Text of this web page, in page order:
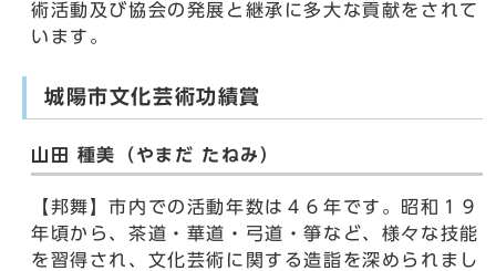
術活動及び協会の発展と継承に多大な貢献をされて
います。
城陽市文化芸術功績賞
山田 種美（やまだ たねみ）
【邦舞】市内での活動年数は４６年です。昭和１９
年頃から、茶道・華道・弓道・箏など、様々な技能
を習得され、文化芸術に関する造詣を深められまし